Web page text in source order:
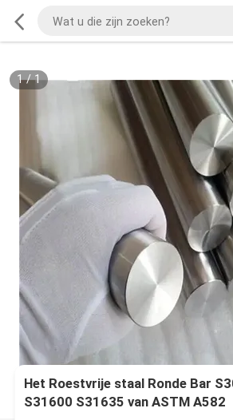
1/1
Het Roestvrije staal Ronde Bar
S31600 S31635 van ASTM A582